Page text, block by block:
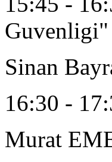
Guvenligi"
Sinan
16:30 -
Murat